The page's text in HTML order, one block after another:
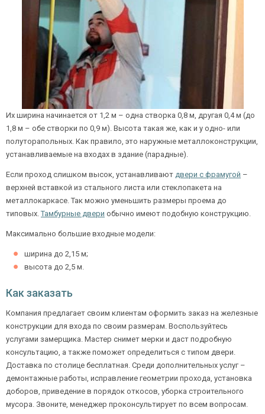
Их ширина начинается от 1,2 м – одна створка 0,8 м, другая 0,4 м (до
1,8 м – обе створки по 0,9 м). Высота такая же, как и у одно- или
полуторапольных. Как правило, это наружные металлоконструкции,
устанавливаемые на входах в здание (парадные).
​Если проход слишком высок, устанавливают двери с фрамугой –
верхней вставкой из стального листа или стеклопакета на
металлокаркасе. Так можно уменьшить размеры проема до
типовых.Тамбурные двери обычно имеют подобную конструкцию.
Максимально большие входные модели:
ширина до 2,15 м;
высота до 2,5 м.
Как заказать
Компания предлагает своим клиентам оформить заказ на железные
конструкции для входа по своим размерам. Воспользуйтесь
услугами замерщика. Мастер снимет мерки и даст подробную
консультацию, а также поможет определиться с типом двери.
Доставка по столице бесплатная. Среди дополнительных услуг –
демонтажные работы, исправление геометрии прохода, установка
доборов, приведение в порядок откосов, уборка строительного
мусора. Звоните, менеджер проконсультирует по всем вопросам.